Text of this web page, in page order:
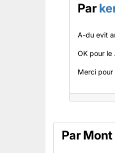
Par
A-du evit
OK pour le
Merci
Par Mont